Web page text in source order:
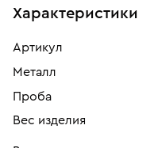
Характеристики
Артикул
Металл
Проба
Вес изделия